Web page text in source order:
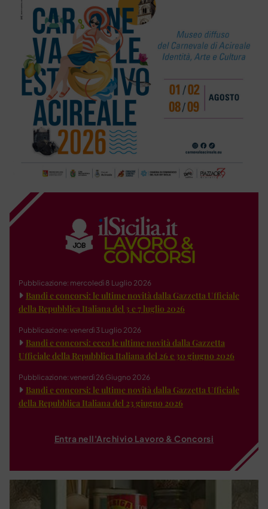
Pubblicazione: mercoledì 8 Luglio 2026
Bandi e concorsi: le ultime novità dalla Gazzetta Ufficiale
della Repubblica Italiana del 3 e 7 luglio 2026
Pubblicazione: venerdì 3 Luglio 2026
Bandi e concorsi: ecco le ultime novità dalla Gazzetta
Ufficiale della Repubblica Italiana del 26 e 30 giugno 2026
Pubblicazione: venerdì 26 Giugno 2026
Bandi e concorsi: le ultime novità dalla Gazzetta Ufficiale
della Repubblica Italiana del 23 giugno 2026
Entra nell'Archivio Lavoro & Concorsi